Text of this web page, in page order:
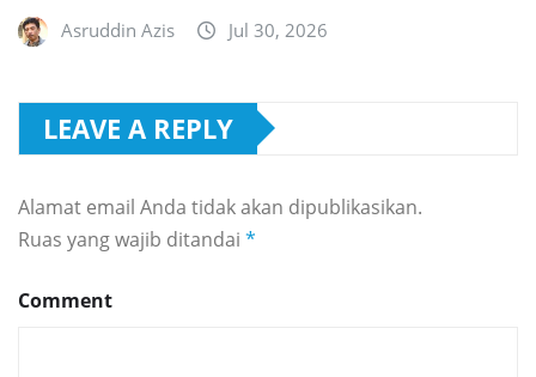
Asruddin Azis Jul 30, 2026
LEAVE A REPLY
Alamat email Anda tidak akan dipublikasikan.
Ruas yang wajib ditandai *
Comment